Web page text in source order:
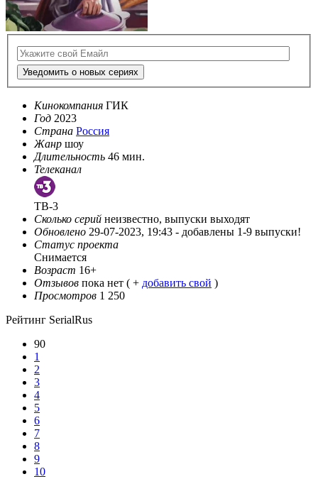
Уведомить о новых сериях
Кинокомпания ГИК
Год 2023
Страна Россия
Жанр шоу
Длительность 46 мин.
Телеканал
ТВ-3
Сколько серий неизвестно, выпуски выходят
Обновлено 29-07-2023, 19:43 - добавлены 1-9 выпуски!
Статус проекта
Снимается
Возраст 16+
Отзывов пока нет ( + добавить свой )
Просмотров 1 250
Рейтинг SerialRus
90
1
2
3
4
5
6
7
8
9
10